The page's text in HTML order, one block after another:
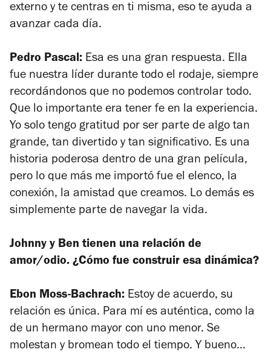
externo y te centras en ti misma, eso te ayuda a
avanzar cada día.
Pedro Pascal: Esa es una gran respuesta. Ella
fue nuestra líder durante todo el rodaje, siempre
recordándonos que no podemos controlar todo.
Que lo importante era tener fe en la experiencia.
Yo solo tengo gratitud por ser parte de algo tan
grande, tan divertido y tan significativo. Es una
historia poderosa dentro de una gran película,
pero lo que más me importó fue el elenco, la
conexión, la amistad que creamos. Lo demás es
simplemente parte de navegar la vida.
Johnny y Ben tienen una relación de
amor/odio. ¿Cómo fue construir esa dinámica?
Ebon Moss-Bachrach: Estoy de acuerdo, su
relación es única. Para mí es auténtica, como la
de un hermano mayor con uno menor. Se
molestan y bromean todo el tiempo. Y bueno…